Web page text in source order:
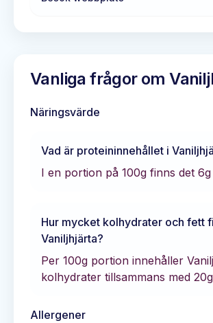
Vanliga frågor om
Näringsvärde
Vad är proteininnehållet i
I en portion på 100g finns det 6
Hur mycket kolhydrater och fett
Vaniljhjärta?
Per 100g portion innehåller
kolhydrater tillsammans med 20
Allergener